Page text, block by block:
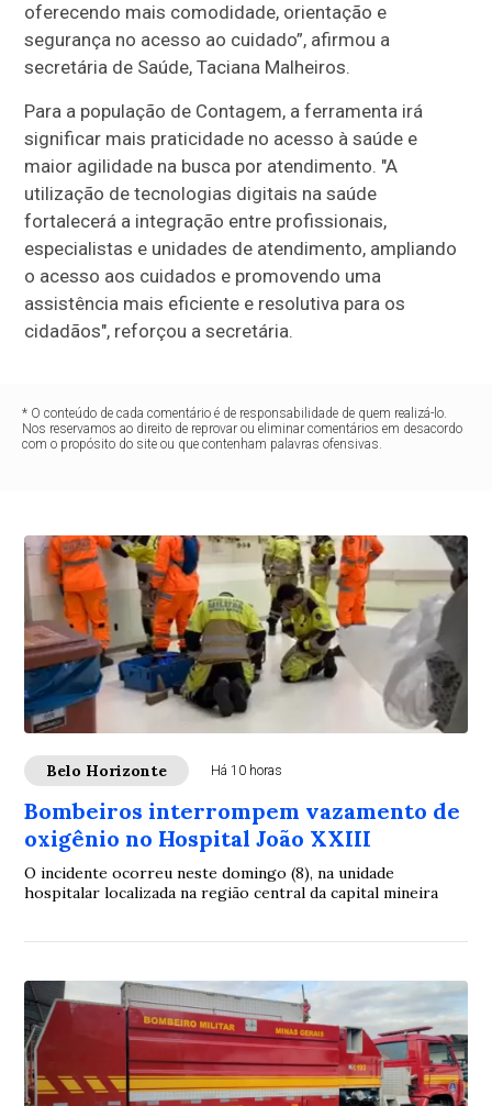
oferecendo mais comodidade, orientação e
segurança no acesso ao cuidado”, afirmou a
secretária de Saúde, Taciana Malheiros.
Para a população de Contagem, a ferramenta irá
significar mais praticidade no acesso à saúde e
maior agilidade na busca por atendimento. "A
utilização de tecnologias digitais na saúde
fortalecerá a integração entre profissionais,
especialistas e unidades de atendimento, ampliando
o acesso aos cuidados e promovendo uma
assistência mais eficiente e resolutiva para os
cidadãos", reforçou a secretária.
* O conteúdo de cada comentário é de responsabilidade de quem realizá-lo.
Nos reservamos ao direito de reprovar ou eliminar comentários em desacordo
com o propósito do site ou que contenham palavras ofensivas.
Belo Horizonte Há 10 horas
Bombeiros interrompem vazamento de
oxigênio no Hospital João XXIII
O incidente ocorreu neste domingo (8), na unidade
hospitalar localizada na região central da capital mineira